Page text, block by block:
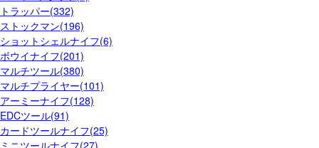
トラッパー(332)
ストックマン(196)
ショットシェルナイフ(6)
ボウイナイフ(201)
マルチツール(380)
マルチプライヤー(101)
アーミーナイフ(128)
EDCツール(91)
カードツールナイフ(25)
ミニツールナイフ(27)